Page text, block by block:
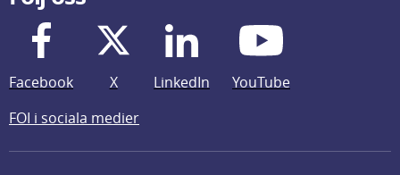
Facebook X LinkedIn
YouTube
FOI i sociala medier